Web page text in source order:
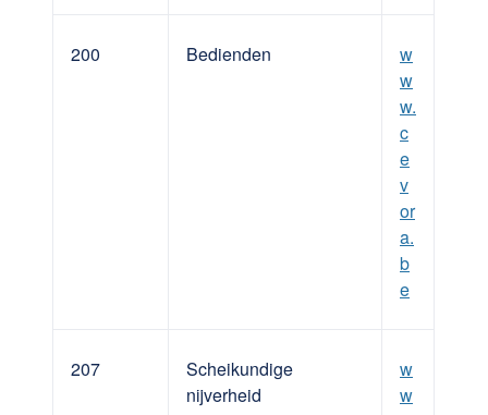
200 Bedienden
w
w
w.
c
e
v
or
a.
b
e
207
Scheikundige
nijverheid
w
w